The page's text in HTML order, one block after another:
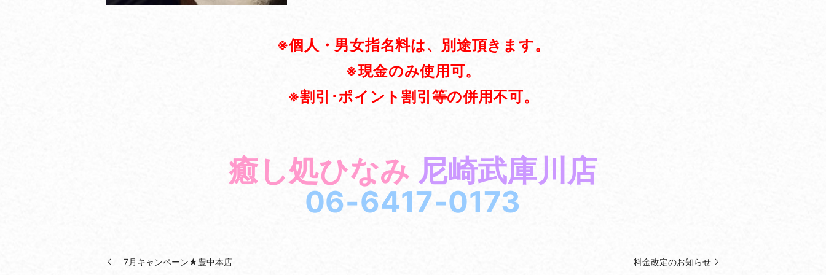
※個人・男女指名料は、別途頂きます。
※現金のみ使用可。
※割引･ポイント割引等の併用不可。
癒し処ひなみ 尼崎武庫川店
06-6417-0173
7月キャンペーン★豊中本店 料金改定のお知らせ